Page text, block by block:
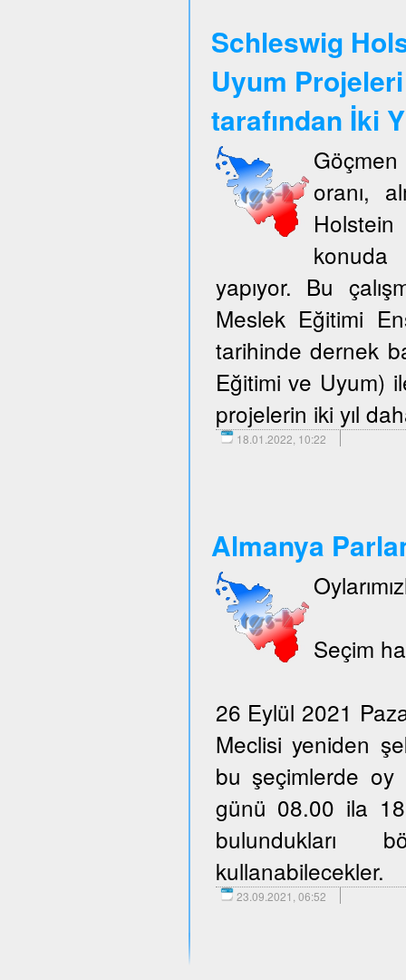
Schleswig
Uyum
tarafından İki
oranı,
konuda
yapıyor. Bu
Meslek Eğitimi
tarihinde dernek
Eğitimi ve Uyum)
projelerin iki yıl
18.01.2022, 10:22
Almanya
Seçim
26 Eylül 2021
Meclisi yeniden
bu şeçimlerde oy
günü 08.00 ila
bulundukları
kullanabilecekler.
23.09.2021, 06:52